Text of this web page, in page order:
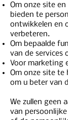
Om onze site
bieden te
ontwikkelen en
verbeteren.
Om bepaalde
van de services
Voor marketing
Om onze site te
om u beter van
We zullen geen
van